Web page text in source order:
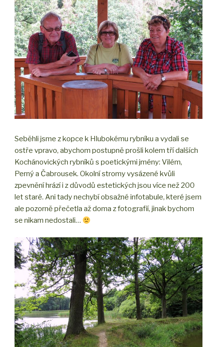
Seběhli jsme z kopce k Hlubokému rybníku a vydali se
ostře vpravo, abychom postupně prošli kolem tří dalších
Kochánovických rybníků s poetickými jmény: Vilém,
Perný a Čabrousek. Okolní stromy vysázené kvůli
zpevnění hrází i z důvodů estetických jsou více než 200
let staré. Ani tady nechybí obsažné infotabule, které jsem
ale pozorně přečetla až doma z fotografií, jinak bychom
se nikam nedostali…